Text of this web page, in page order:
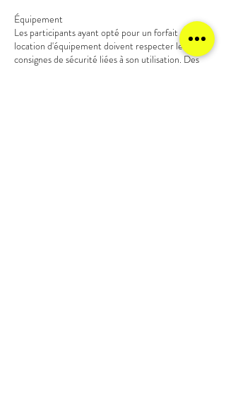
Équipement
Les participants ayant opté pour un forfait avec
location d'équipement doivent respecter les
consignes de sécurité liées à son utilisation. Des